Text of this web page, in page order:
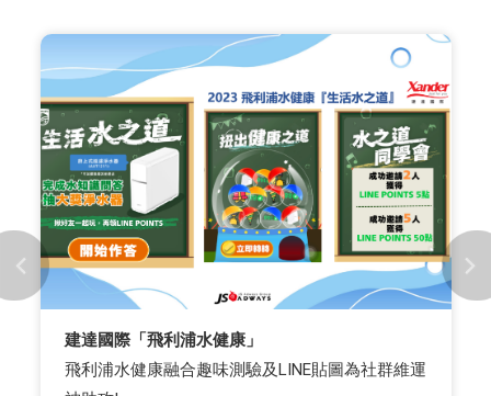
建達國際「飛利浦水健康」
飛利浦水健康融合趣味測驗及LINE貼圖為社群維運